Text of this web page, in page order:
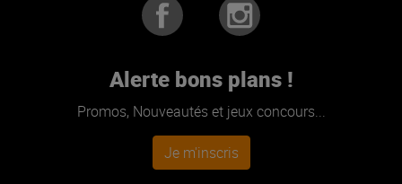
Alerte bons plans !
Promos, Nouveautés et jeux concours...
Je m'inscris